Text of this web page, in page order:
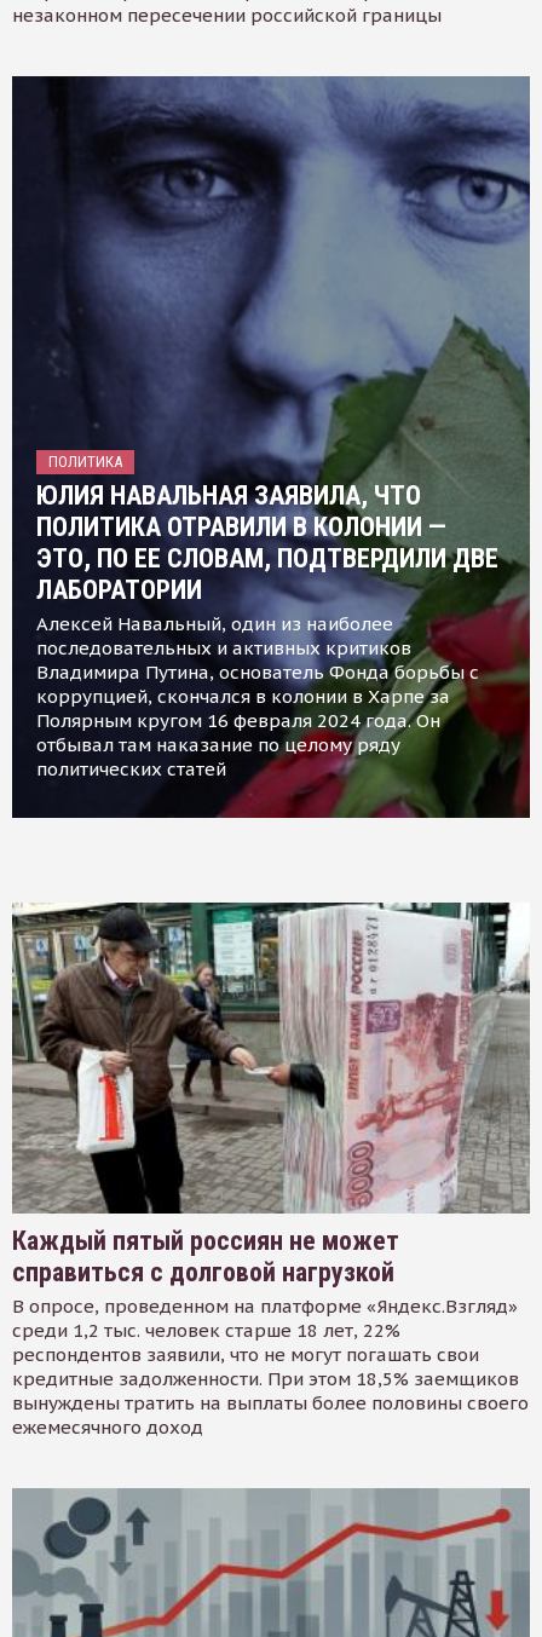
незаконном пересечении российской границы
ПОЛИТИКА
ЮЛИЯ НАВАЛЬНАЯ ЗАЯВИЛА, ЧТО
ПОЛИТИКА ОТРАВИЛИ В КОЛОНИИ —
ЭТО, ПО ЕЕ СЛОВАМ, ПОДТВЕРДИЛИ ДВЕ
ЛАБОРАТОРИИ
Алексей Навальный, один из наиболее
последовательных и активных критиков
Владимира Путина, основатель Фонда борьбы с
коррупцией, скончался в колонии в Харпе за
Полярным кругом 16 февраля 2024 года. Он
отбывал там наказание по целому ряду
политических статей
Каждый пятый россиян не может
справиться с долговой нагрузкой
В опросе, проведенном на платформе «Яндекс.Взгляд»
среди 1,2 тыс. человек старше 18 лет, 22%
респондентов заявили, что не могут погашать свои
кредитные задолженности. При этом 18,5% заемщиков
вынуждены тратить на выплаты более половины своего
ежемесячного доход